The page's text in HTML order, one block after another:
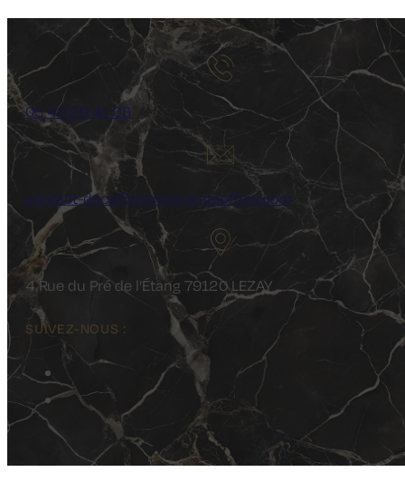
05 49 29 41 68
contact-deco@marbrerie-geoffroy.com
4 Rue du Pré de l’Étang 79120 LEZAY
SUIVEZ-NOUS :